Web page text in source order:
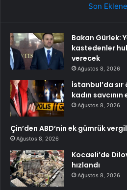
Son
Bakan Gürlek:
kastedenler
verecek
Ağustos 8, 2026
İstanbul’da sır
kadın
Ağustos 8, 2026
Çin’den ABD’nin ek gümrük
Ağustos 8, 2026
Kocaeli’de
hızlandı
Ağustos 8, 2026